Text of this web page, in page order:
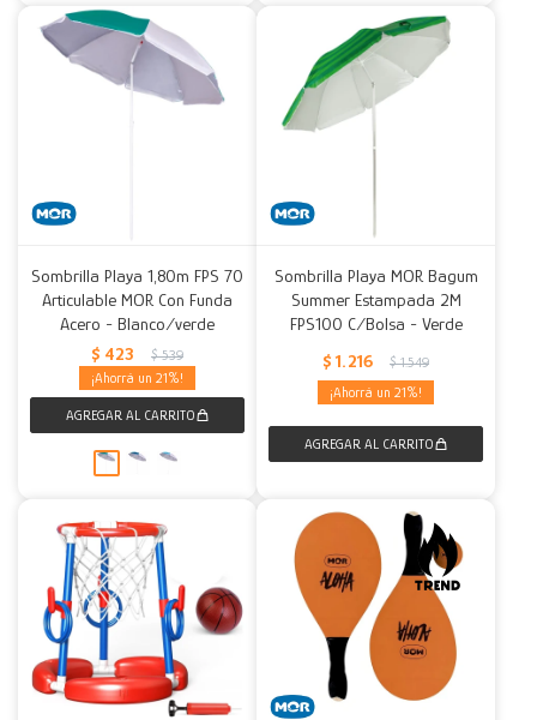
Sombrilla Playa 1,80m FPS 70
Articulable MOR Con Funda
Acero - Blanco/verde
$ 423 $ 539
21
Sombrilla Playa MOR Bagum
Summer Estampada 2M
FPS100 C/Bolsa - Verde
$ 1.216 $ 1.549
21